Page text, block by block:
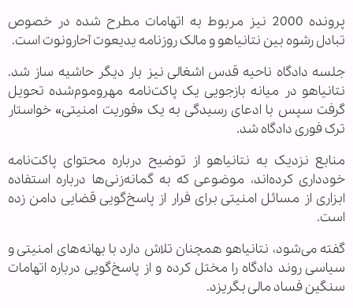
پرونده 2000 نیز مربوط به اتهامات مطرح شده در خصوص
تبادل رشوه بین نتانیاهو و مالک روزنامه یدیعوت آحارونوت است.
جلسه دادگاه ناحیه قدس اشغالی نیز بار دیگر حاشیه ساز شد.
نتانیاهو در میانه بازجویی یک پاکت‌نامه مهروموم‌شده تحویل
گرفت سپس با ادعای رسیدگی به یک «فوریت امنیتی» خواستار
ترک فوری دادگاه شد.
منابع نزدیک به نتانیاهو از توضیح درباره محتوای پاکت‌نامه
خودداری کرده‌اند، موضوعی که به گمانه‌زنی‌ها درباره استفاده
ابزاری از مسائل امنیتی برای فرار از پاسخ‌گویی قضایی دامن زده
است.
گفته می‌شود، نتانیاهو همچنان تلاش دارد با بهانه‌های امنیتی و
سیاسی روند دادگاه را مختل کرده و از پاسخ‌گویی درباره اتهامات
سنگین فساد مالی بگریزد.